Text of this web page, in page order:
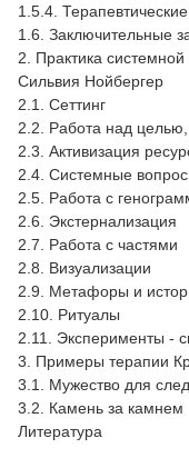
1.5.4.
1.6. Заключительные
2. Практика
Сильвия Нойбергер
2.1. Сеттинг
2.2. Работа над целью,
2.3. Активизация
2.4. Системные
2.5. Работа с
2.6. Экстернализация
2.7. Работа с частями
2.8. Визуализации
2.9. Метафоры и
2.10. Ритуалы
2.11. Эксперименты -
3. Примеры терапии
3.1. Мужество для
3.2. Камень за камнем
Литература